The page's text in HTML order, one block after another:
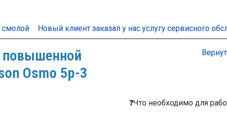
смолой Новый клиент заказал у нас услугу сервисного
повышенной
Osmo 5p-3
❓Что необходимо для